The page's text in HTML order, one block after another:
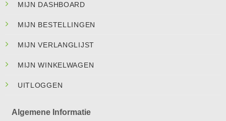
MIJN DASHBOARD
MIJN BESTELLINGEN
MIJN VERLANGLIJST
MIJN WINKELWAGEN
UITLOGGEN
Algemene Informatie